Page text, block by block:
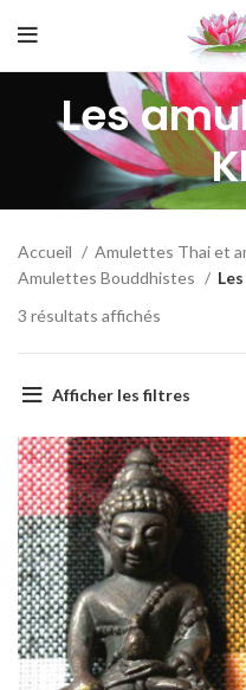
Les
Accueil
Amulettes Thai et
Amulettes Bouddhistes
3 résultats affichés
Afficher les filtres